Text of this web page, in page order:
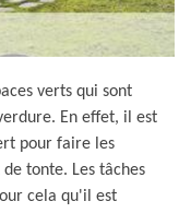
verts qui sont
En effet, il est
pour faire les
tonte. Les tâches
cela qu'il est